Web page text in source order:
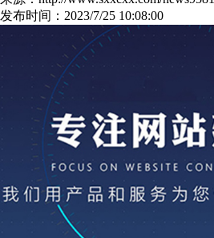
发布时间：2023/7/25 10:08:00